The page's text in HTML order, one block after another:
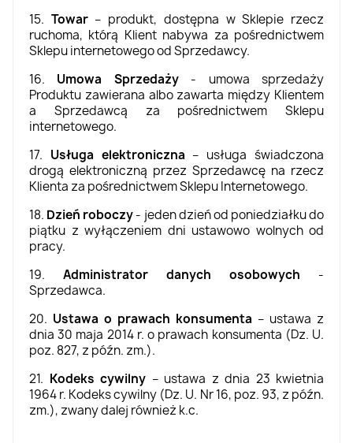
15. Towar– produkt, dostępna w Sklepie rzecz
ruchoma, którą Klient nabywa za pośrednictwem
Sklepu internetowego od Sprzedawcy.
16. Umowa Sprzedaży- umowa sprzedaży
Produktu zawierana albo zawarta między Klientem
a Sprzedawcą za pośrednictwem Sklepu
internetowego.
17. Usługa elektroniczna – usługa świadczona
drogą elektroniczną przez Sprzedawcę na rzecz
Klienta za pośrednictwem Sklepu Internetowego.
18. Dzień roboczy- jeden dzień od poniedziałku do
piątku z wyłączeniem dni ustawowo wolnych od
pracy.
19. Administrator danych osobowych -
Sprzedawca.
20. Ustawa o prawach konsumenta – ustawa z
dnia 30 maja 2014 r. o prawach konsumenta (Dz. U.
poz. 827, z późn. zm.).
21. Kodeks cywilny – ustawa z dnia 23 kwietnia
1964 r. Kodeks cywilny (Dz. U. Nr 16, poz. 93, z późn.
zm.), zwany dalej również k.c.